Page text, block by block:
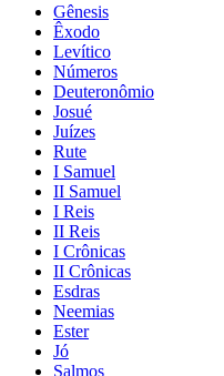
Gênesis
Êxodo
Levítico
Números
Deuteronômio
Josué
Juízes
Rute
I Samuel
II Samuel
I Reis
II Reis
I Crônicas
II Crônicas
Esdras
Neemias
Ester
Jó
Salmos